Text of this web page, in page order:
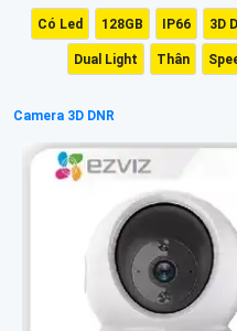
Có Led 128GB IP66 3D
Dual Light Thân
Camera 3D DNR